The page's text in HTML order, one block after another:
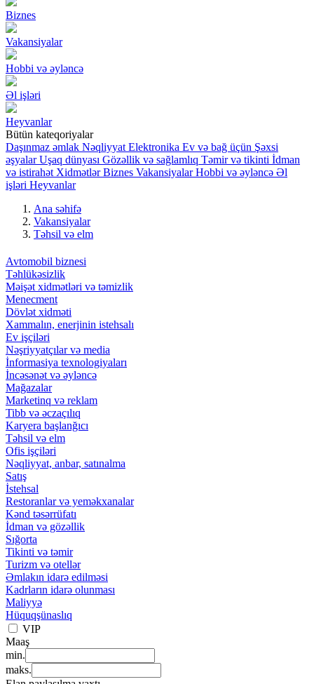
Biznes
Vakansiyalar
Hobbi və əyləncə
Əl işləri
Heyvanlar
Bütün kateqoriyalar
Daşınmaz əmlak Nəqliyyat Elektronika Ev və bağ üçün Şəxsi
əşyalar Uşaq dünyası Gözəllik və sağlamlıq Təmir və tikinti İdman
və istirahət Xidmətlər Biznes Vakansiyalar Hobbi və əyləncə Əl
işləri Heyvanlar
Ana səhifə
Vakansiyalar
Təhsil və elm
Avtomobil biznesi
Təhlükəsizlik
Məişət xidmətləri və təmizlik
Menecment
Dövlət xidməti
Xammalın, enerjinin istehsalı
Ev işçiləri
Nəşriyyatçılar və media
İnformasiya texnologiyaları
İncəsənət və əyləncə
Mağazalar
Marketinq və reklam
Tibb və əczaçılıq
Karyera başlanğıcı
Təhsil və elm
Ofis işçiləri
Nəqliyyat, anbar, satınalma
Satış
İstehsal
Restoranlar və yeməkxanalar
Kənd təsərrüfatı
İdman və gözəllik
Sığorta
Tikinti və təmir
Turizm və otellər
Əmlakın idarə edilməsi
Kadrların idarə olunması
Maliyyə
Hüquqşünaslıq
VIP
Maaş
min.
maks.